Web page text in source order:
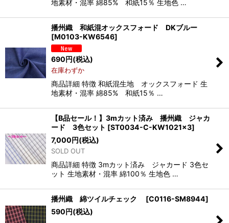
地素材・混率 綿85% 和紙15％ 生地色 …
播州織 和紙混オックスフォード DKブルー
[M0103-KW6546]
690円(税込)
在庫わずか
商品詳細 特徴 和紙混生地 オックスフォード 生
地素材・混率 綿85% 和紙15％ …
【B品セール！】3mカット済み 播州織 ジャカ
ード 3色セット [ST0034-C-KW1021×3]
7,000円(税込)
SOLD OUT
商品詳細 特徴 3mカット済み ジャカード 3色セ
ット 生地素材・混率 綿100％ 生地色 …
播州織 綿ツイルチェック [C0116-SM8944]
590円(税込)